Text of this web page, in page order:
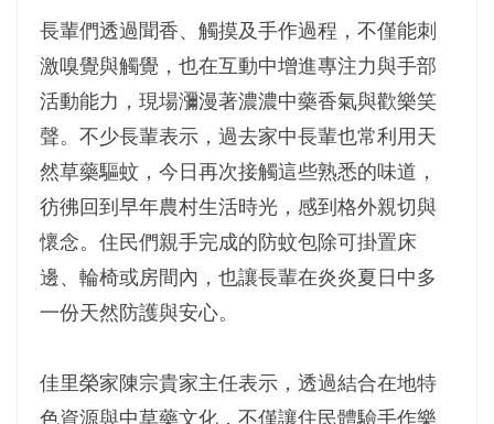
長輩們透過聞香、觸摸及手作過程，不僅能刺
激嗅覺與觸覺，也在互動中增進專注力與手部
活動能力，現場瀰漫著濃濃中藥香氣與歡樂笑
聲。不少長輩表示，過去家中長輩也常利用天
然草藥驅蚊，今日再次接觸這些熟悉的味道，
彷彿回到早年農村生活時光，感到格外親切與
懷念。住民們親手完成的防蚊包除可掛置床
邊、輪椅或房間內，也讓長輩在炎炎夏日中多
一份天然防護與安心。
佳里榮家陳宗貴家主任表示，透過結合在地特
色資源與中草藥文化，不僅讓住民體驗手作樂